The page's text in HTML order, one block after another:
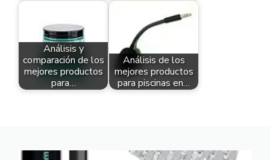
Análisis y
comparación de los
mejores productos
para…
Análisis de los
mejores productos
para piscinas en…